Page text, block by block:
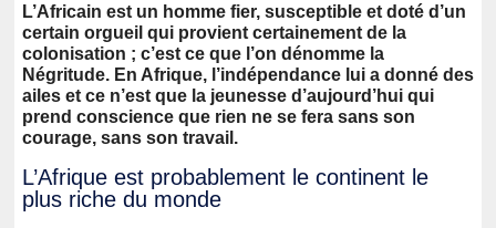
L’Africain est un homme fier, susceptible et doté d’un
certain orgueil qui provient certainement de la
colonisation ; c’est ce que l’on dénomme la
Négritude. En Afrique, l’indépendance lui a donné des
ailes et ce n’est que la jeunesse d’aujourd’hui qui
prend conscience que rien ne se fera sans son
courage, sans son travail.
L’Afrique est probablement le continent le
plus riche du monde